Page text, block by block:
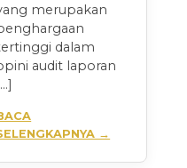
merupakan
dalam
audit laporan
→